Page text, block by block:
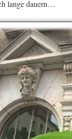
lange dauern…